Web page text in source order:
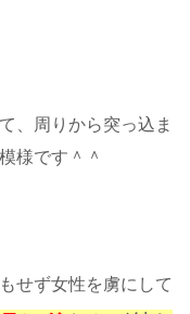
、周りから突っ込ま
様です＾＾
せず女性を虜にして